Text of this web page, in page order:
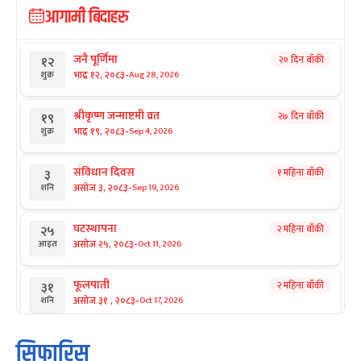
आगामी बिदाहरु
१२
शुक्र
जनै पूर्णिमा
भाद्र १२, २०८३-Aug 28, 2026
२० दिन बाँकी
१९
शुक्र
श्रीकृष्ण जन्माष्टमी व्रत
भाद्र १९, २०८३-Sep 4, 2026
२७ दिन बाँकी
३
शनि
संविधान दिवस
असोज ३, २०८३-Sep 19, 2026
१ महिना बाँकी
२५
आइत
घटस्थापना
असोज २५, २०८३-Oct 11, 2026
२ महिना बाँकी
३१
शनि
फूलपाती
असोज ३१ , २०८३-Oct 17, 2026
२ महिना बाँकी
१
आइत
कार्तिक सङ्क्रान्ति
कार्तिक १, २०८३